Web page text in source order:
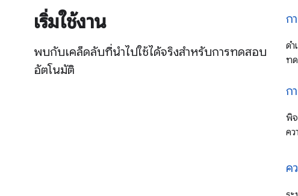
เริ่มใช้งาน
พบกับเคล็ดลับที่นำไปใช้ได้จริงสำหรับการทดสอบ
อัตโนมัติ
ก
ด
ท
ก
พิ
ค
ค